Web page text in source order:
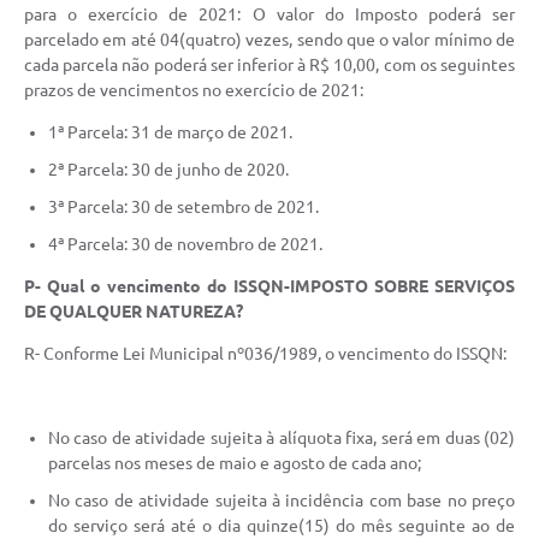
para o exercício de 2021: O valor do Imposto poderá ser
parcelado em até 04(quatro) vezes, sendo que o valor mínimo de
cada parcela não poderá ser inferior à R$ 10,00, com os seguintes
prazos de vencimentos no exercício de 2021:
1ª Parcela: 31 de março de 2021.
2ª Parcela: 30 de junho de 2020.
3ª Parcela: 30 de setembro de 2021.
4ª Parcela: 30 de novembro de 2021.
P- Qual o vencimento do ISSQN-IMPOSTO SOBRE SERVIÇOS
DE QUALQUER NATUREZA?
R- Conforme Lei Municipal nº036/1989, o vencimento do ISSQN:
No caso de atividade sujeita à alíquota fixa, será em duas (02)
parcelas nos meses de maio e agosto de cada ano;
No caso de atividade sujeita à incidência com base no preço
do serviço será até o dia quinze(15) do mês seguinte ao de